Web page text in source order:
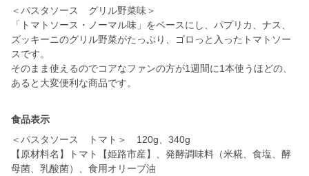
＜パスタソース グリル野菜味＞
「トマトソース・ノーマル味」をベースにし、パプリカ、ナス、
ズッキーニのグリル野菜がたっぷり、ゴロっと入ったトマトソー
スです。
そのまま使えるのでコアなファンの方が1週間に1本使うほどの、
あると大変便利な商品です。
食品表示
＜パスタソース トマト＞ 120g、340g
【原材料名】トマト【姫路市産】、発酵調味料（米糀、食塩、酵
母菌、乳酸菌）、食用オリーブ油